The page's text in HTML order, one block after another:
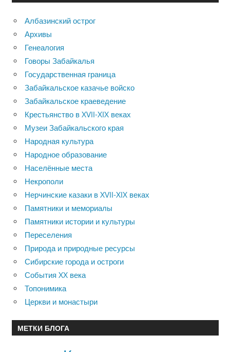
Албазинский острог
Архивы
Генеалогия
Говоры Забайкалья
Государственная граница
Забайкальское казачье войско
Забайкальское краеведение
Крестьянство в XVII-XIX веках
Музеи Забайкальского края
Народная культура
Народное образование
Населённые места
Некрополи
Нерчинские казаки в XVII-XIX веках
Памятники и мемориалы
Памятники истории и культуры
Переселения
Природа и природные ресурсы
Сибирские города и остроги
События XX века
Топонимика
Церкви и монастыри
МЕТКИ БЛОГА